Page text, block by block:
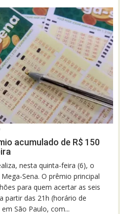
acumulado de R$ 150
nesta quinta-feira (6), o
Sena. O prêmio principal
para quem acertar as seis
partir das 21h (horário de
São Paulo, com...